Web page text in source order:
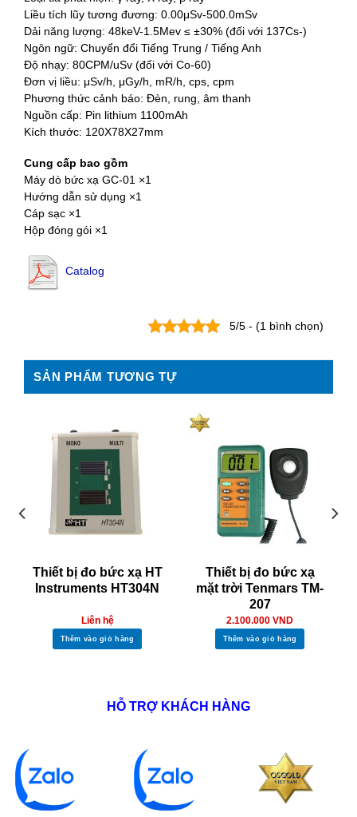
Liều tích lũy tương đương: 0.00μSv-500.0mSv
Dải năng lượng: 48keV-1.5Mev ≤ ±30% (đối với 137Cs-)
Ngôn ngữ: Chuyển đổi Tiếng Trung / Tiếng Anh
Độ nhạy: 80CPM/uSv (đối với Co-60)
Đơn vị liều: μSv/h, μGy/h, mR/h, cps, cpm
Phương thức cảnh báo: Đèn, rung, âm thanh
Nguồn cấp: Pin lithium 1100mAh
Kích thước: 120X78X27mm
Cung cấp bao gồm
Máy dò bức xạ GC-01 ×1
Hướng dẫn sử dụng ×1
Cáp sạc ×1
Hộp đóng gói ×1
Catalog
5/5 - (1 bình chọn)
SẢN PHẨM TƯƠNG TỰ
Thiết bị đo bức xạ HT
Instruments HT304N
Liên hệ
Thêm vào giỏ hàng
Thiết bị đo bức xạ
mặt trời Tenmars TM-
207
2.100.000 VND
Thêm vào giỏ hàng
HỖ TRỢ KHÁCH HÀNG